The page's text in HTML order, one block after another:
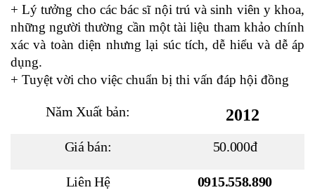
+ Lý tưởng cho các bác sĩ nội trú và sinh viên y khoa,
những người thường cần một tài liệu tham khảo chính
xác và toàn diện nhưng lại súc tích, dễ hiểu và dễ áp
dụng.
+ Tuyệt vời cho việc chuẩn bị thi vấn đáp hội đồng
Năm Xuất bản: 2012
Giá bán: 50.000đ
Liên Hệ 0915.558.890